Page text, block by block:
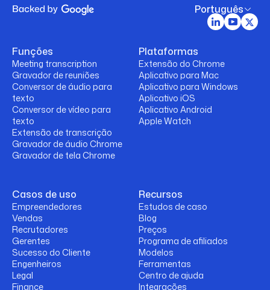
Português
Funções
Meeting transcription
Gravador de reuniões
Conversor de áudio para
texto
Conversor de vídeo para
texto
Extensão de transcrição
Gravador de áudio Chrome
Gravador de tela Chrome
Plataformas
Extensão do Chrome
Aplicativo para Mac
Aplicativo para Windows
Aplicativo iOS
Aplicativo Android
Apple Watch
Casos de uso
Empreendedores
Vendas
Recrutadores
Gerentes
Sucesso do Cliente
Engenheiros
Legal
Finance
Recursos
Estudos de caso
Blog
Preços
Programa de afiliados
Modelos
Ferramentas
Centro de ajuda
Integrações